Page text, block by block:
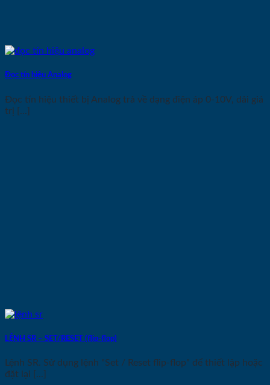
Đọc tín hiệu Analog
Đọc tín hiệu thiết bị Analog trả về dạng điện áp 0-10V, dải giá
trị [...]
LỆNH SR – SET/RESET (flip-flop)
Lệnh SR. Sử dụng lệnh "Set / Reset flip-flop" để thiết lập hoặc
đặt lại [...]